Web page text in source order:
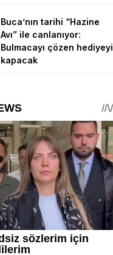
Buca’nın tarihi “Hazine
Avı” ile canlanıyor:
Bulmacayı çözen hediyeyi
kapacak